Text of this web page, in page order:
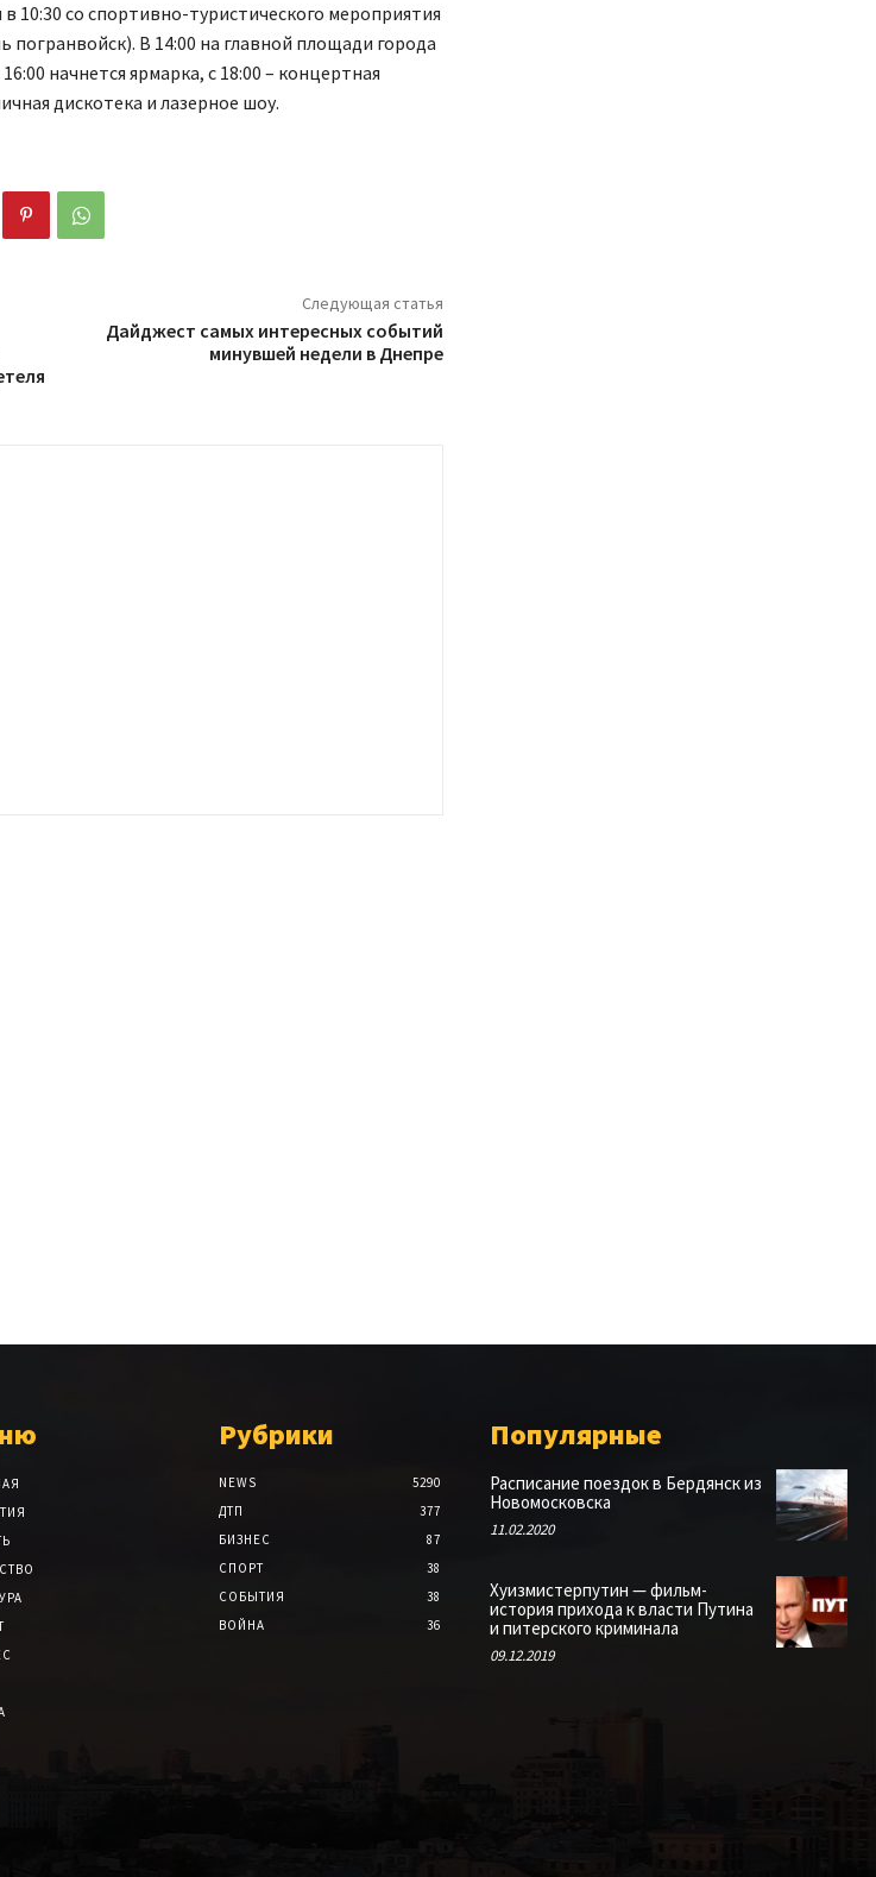
10:30 со спортивно-туристического мероприятия
В 14:00 на главной площади города
начнется ярмарка, с 18:00 – концертная
дискотека и лазерное шоу.
Следующая статья
Дайджест самых интересных событий
минувшей недели в Днепре
Рубрики
NEWS
5290
ДТП
377
БИЗНЕС
87
СПОРТ
38
СОБЫТИЯ
38
ВОЙНА
36
Популярные
Расписание поездок в Бердянск из
Новомосковска
11.02.2020
Хуизмистерпутин — фильм-
история прихода к власти Путина
и питерского криминала
09.12.2019